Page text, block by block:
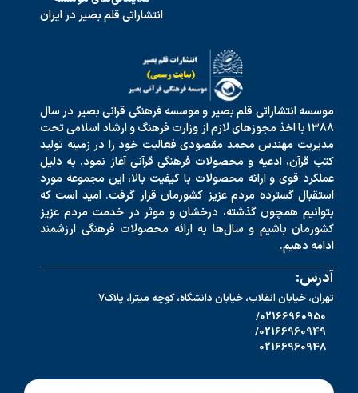
انتشاراتی قلم بصیر در ایران
موسسه انتشاراتی قلم بصیر و موسسه فرهنگی قرآنی بصیر در سال
۱۳۸۸ با اخذ مجوزهای لازم از وزارت فرهنگ و ارشاد اسلامی تحت
مدیریت مهندس محمد مقصودی فعالیت خود را در زمینه تولید
کتب قرآن، ادعیه و محصولات فرهنگی قرآنی آغاز نمود. به دلیل
عملکرد قوی و ارائه محصولات با کیفیت بالا، این مجموعه مورد
استقبال گسترده مردم عزیز کشورمان قرار گرفت. امید است که
بتوانیم همچون گذشته، درخشان و موثر در خدمت مردم عزیز
کشورمان باشیم و سال‌ها به ارائه محصولات فرهنگی ارزشمند
ادامه دهیم.
آدرس:
تهران، خیابان انقلاب، خیابان دانشگاه، کوچه میترا، پلاک7
02166960950/
02166960949/
02166960948